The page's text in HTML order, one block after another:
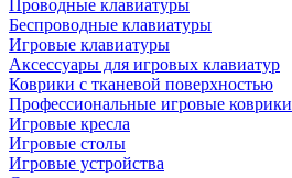
Проводные клавиатуры
Беспроводные клавиатуры
Игровые клавиатуры
Аксессуары для игровых клавиатур
Коврики с тканевой поверхностью
Профессиональные игровые коврики
Игровые кресла
Игровые столы
Игровые устройства